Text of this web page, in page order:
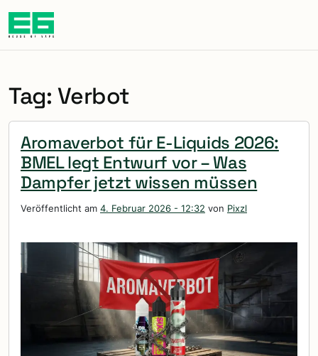
Zum Hauptinhalt springen
Tag: Verbot
Aromaverbot für E-Liquids 2026:
BMEL legt Entwurf vor – Was
Dampfer jetzt wissen müssen
Veröffentlicht am 4. Februar 2026 - 12:32 von Pixzl